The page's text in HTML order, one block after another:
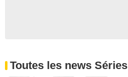
Toutes les news Séries